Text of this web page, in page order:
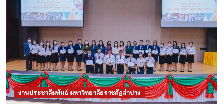
งานประชาสัมพันธ์ มหาวิทยาลัยราชภัฏลำปาง